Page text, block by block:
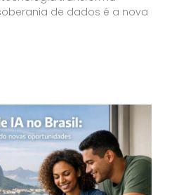
de dados é a nova